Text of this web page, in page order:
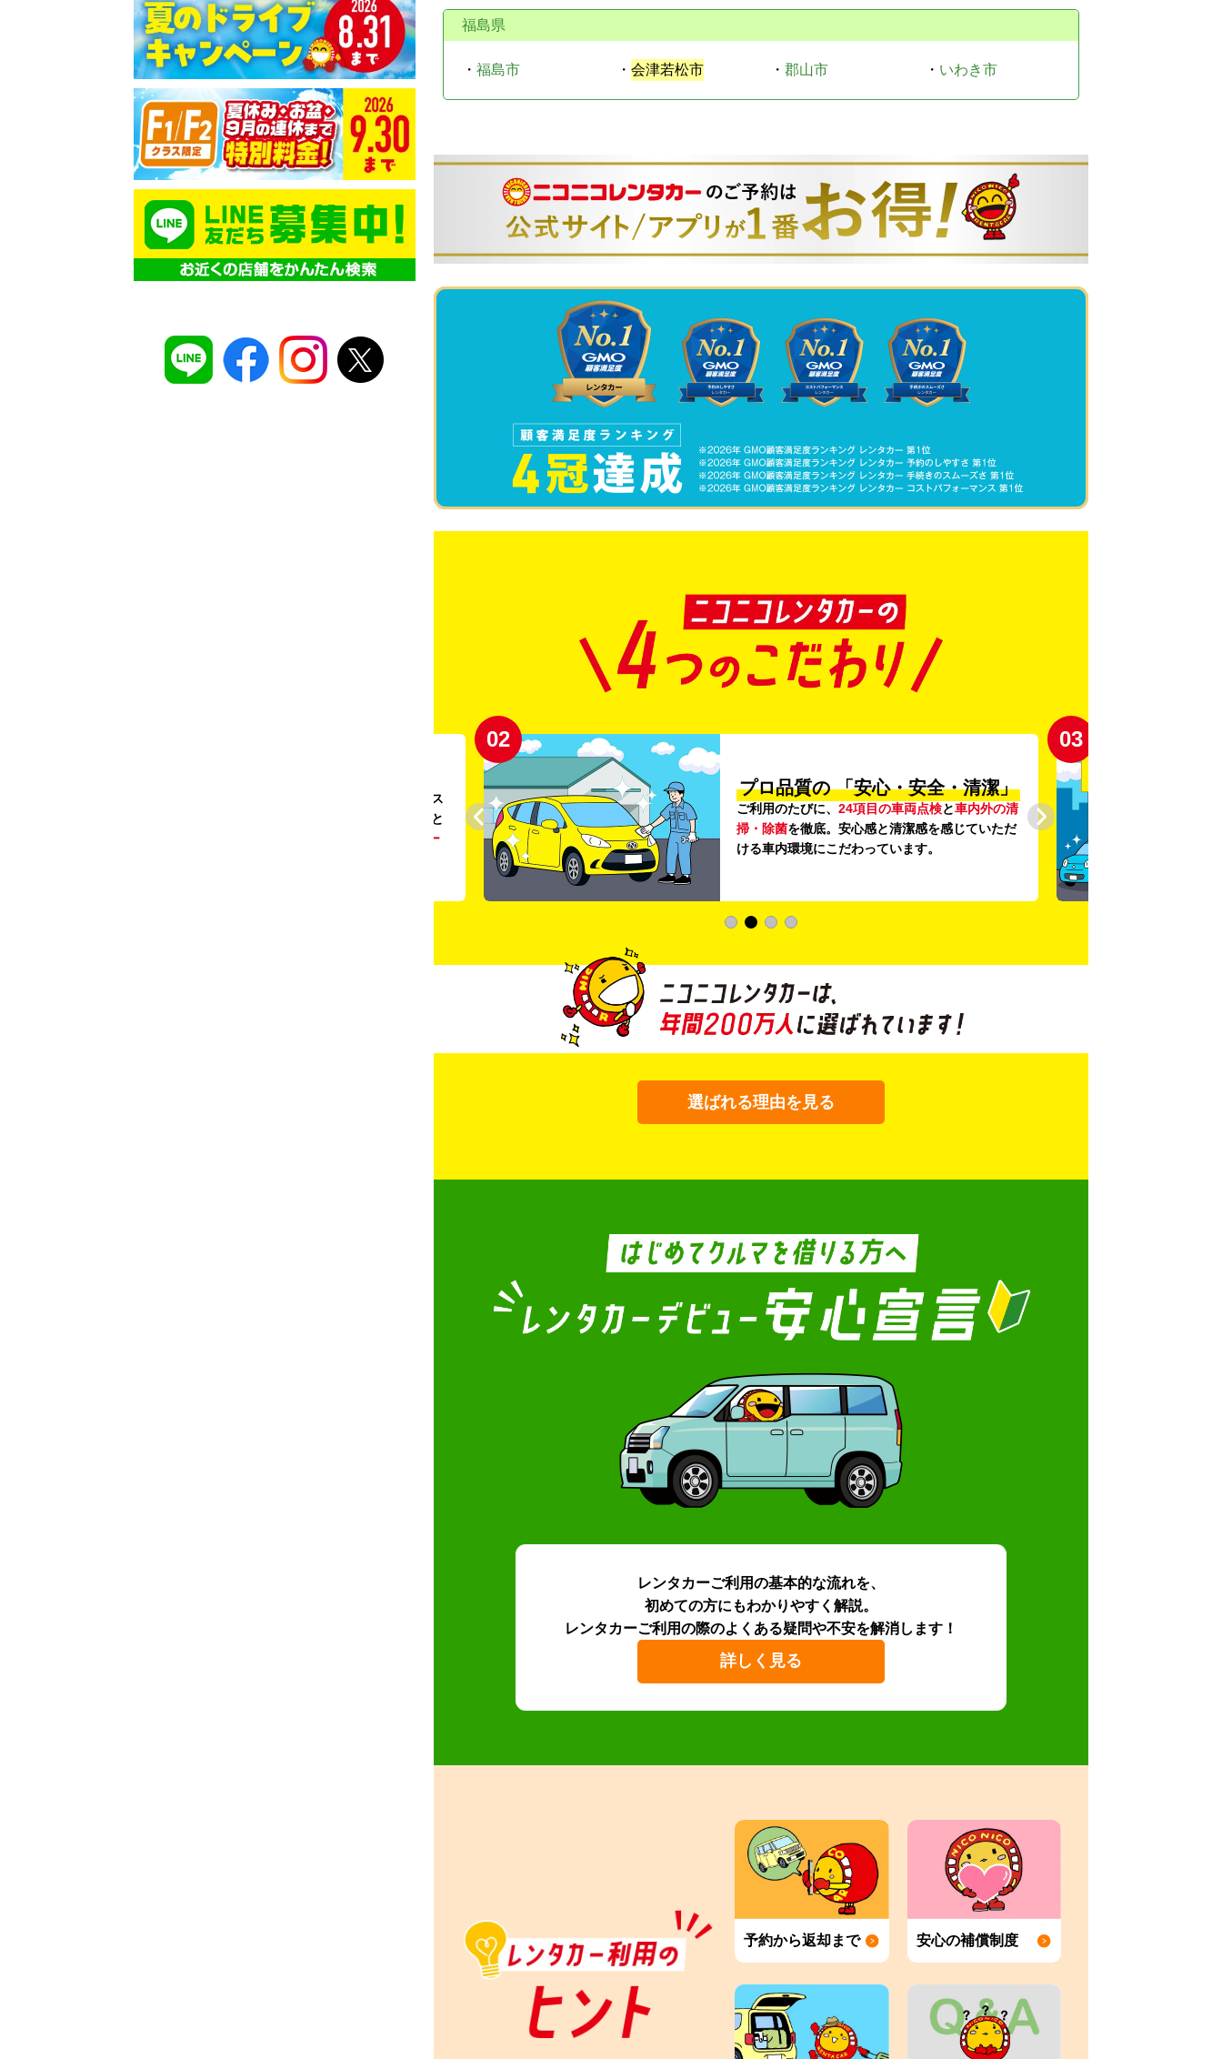
福島県
・ 福島市 ・ 会津若松市 ・ 郡山市 ・ いわき市
。ガソリンス
タンドや整備工場の既存インフラを活用すること
リー
02
プロ品質の 「安心・安全・清潔」
ご利用のたびに、 24項目の車両点検と車内外の清
掃・除菌を徹底。安心感と清潔感を感じていただ
ける車内環境にこだわっています。
03
選ばれる理由を見る
レンタカーご利用の基本的な流れを、
初めての方にもわかりやすく解説。
レンタカーご利用の際のよくある疑問や不安を解消します！
詳しく見る
予約から返却まで 安心の補償制度